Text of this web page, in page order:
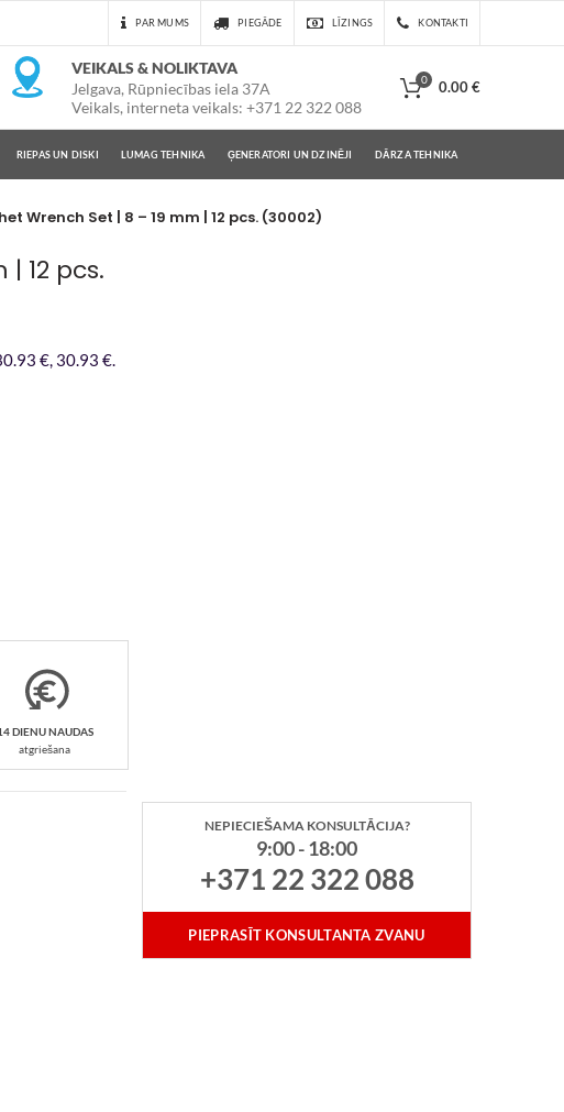
PAR MUMS PIEGĀDE LĪZINGS KONTAKTI
VEIKALS & NOLIKTAVA
Jelgava, Rūpniecības iela 37A
Veikals, interneta veikals: +371 22 322 088
0 0.00€
RIEPAS UN DISKI LUMAG TEHNIKA ĢENERATORI UN DZINĒJI DĀRZA TEHNIKA
Wrench Set | 8 – 19 mm | 12 pcs. (30002)
12 pcs.
€, 30.93 €.
DIENU NAUDAS
atgriešana
NEPIECIEŠAMA KONSULTĀCIJA?
9:00 - 18:00
+371 22 322 088
PIEPRASĪT KONSULTANTA ZVANU